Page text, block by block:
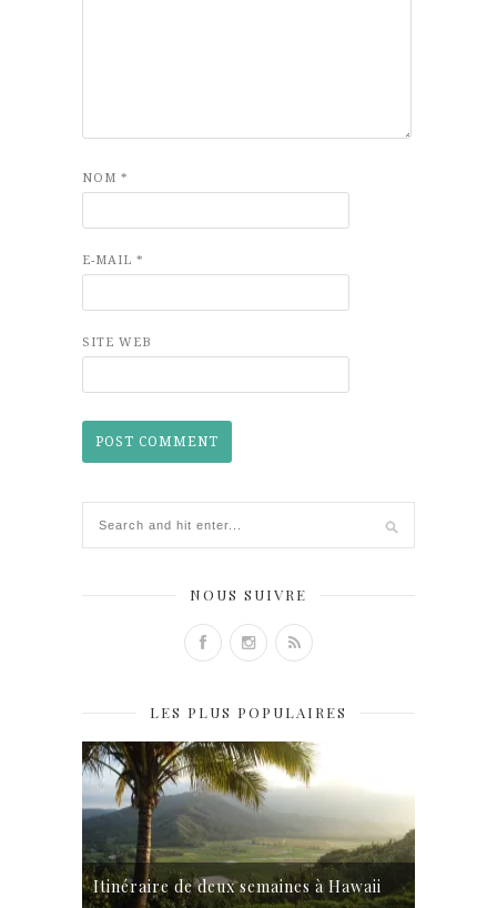
NOM *
E-MAIL *
SITE WEB
NOUS SUIVRE
LES PLUS POPULAIRES
Itinéraire de deux semaines à Hawaii